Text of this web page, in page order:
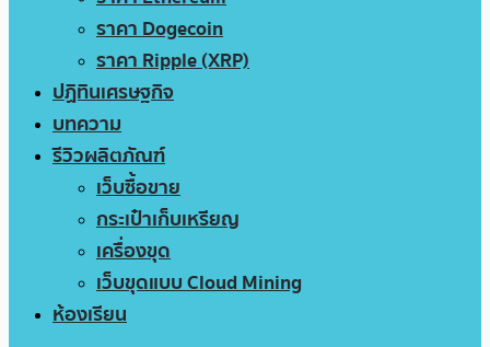
ราคา Dogecoin
ราคา Ripple (XRP)
ปฏิทินเศรษฐกิจ
บทความ
รีวิวผลิตภัณฑ์
เว็บซื้อขาย
กระเป๋าเก็บเหรียญ
เครื่องขุด
เว็บขุดแบบ Cloud Mining
ห้องเรียน